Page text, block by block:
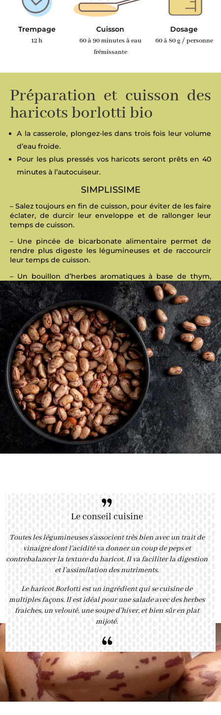
Trempage
12 h
Cuisson
60 à 90 minutes à eau
frémissante
Dosage
60 à 80 g / personne
Préparation et cuisson des
haricots borlotti bio
A la casserole, plongez-les dans trois fois leur volume
d’eau froide.
Pour les plus pressés vos haricots seront prêts en 40
minutes à l’autocuiseur.
SIMPLISSIME
– Salez toujours en fin de cuisson, pour éviter de les faire
éclater, de durcir leur enveloppe et de rallonger leur
temps de cuisson.
– Une pincée de bicarbonate alimentaire permet de
rendre plus digeste les légumineuses et de raccourcir
leur temps de cuisson.
– Un bouillon d’herbes aromatiques à base de thym,
origan ou sarriette, laurier… facilite la digestion des
légumes secs et parfume agréablement vos
préparations.
Suivez les conseils de Chef Philippe pour les cuissonset
techniques de trempage des graines !
”
Le conseil cuisine
Toutes les légumineuses s’associent très bien avec un trait de
vinaigre dont l’acidité va donner un coup de peps et
contrebalancer la texture du haricot. Il va faciliter la digestion
et l’assimilation des nutriments.
Le haricot Borlotti est un ingrédient qui se cuisine de
multiples façons. Il est idéal pour une salade avec des herbes
fraiches, un velouté, une soupe d’hiver, et bien sûr en plat
mijoté.
“